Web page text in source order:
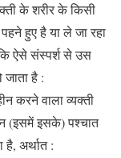
के शरीर के किसी
हुए है या ले जा रहा
ऐसे संस्पर्श से उस
जाता है :
करने वाला व्यक्ती
(इसमें इसके) पश्चात
है, अर्थात :